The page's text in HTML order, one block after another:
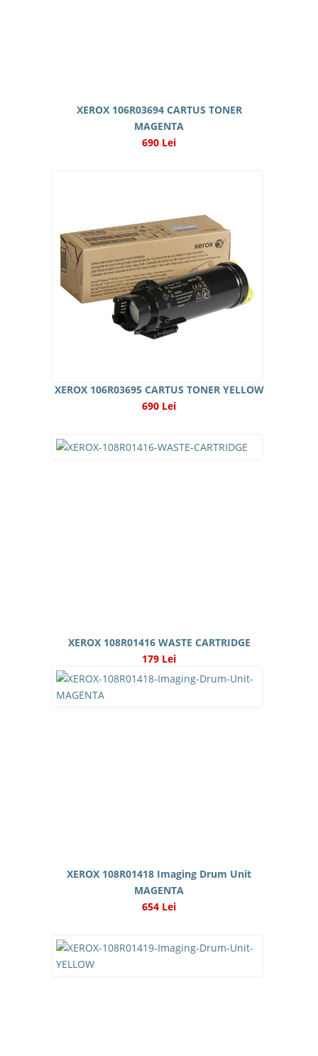
XEROX 106R03694 CARTUS TONER
MAGENTA
690 Lei
XEROX 106R03695 CARTUS TONER YELLOW
690 Lei
XEROX 108R01416 WASTE CARTRIDGE
179 Lei
XEROX 108R01418 Imaging Drum Unit
MAGENTA
654 Lei